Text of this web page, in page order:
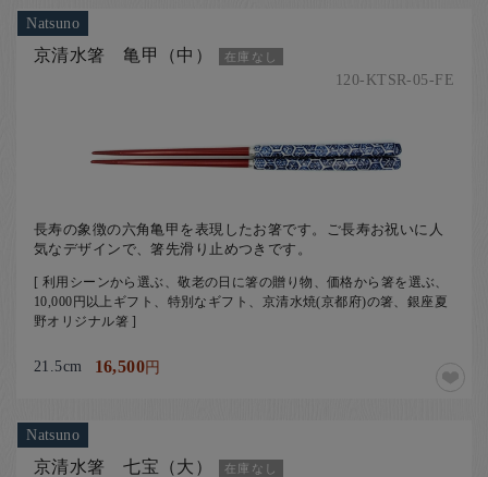
Natsuno
京清水箸 亀甲（中） 在庫なし
120-KTSR-05-FE
長寿の象徴の六角亀甲を表現したお箸です。ご長寿お祝いに人
気なデザインで、箸先滑り止めつきです。
[ 利用シーンから選ぶ、敬老の日に箸の贈り物、価格から箸を選ぶ、
10,000円以上ギフト、特別なギフト、京清水焼(京都府)の箸、銀座夏
野オリジナル箸 ]
21.5cm 16,500円
Natsuno
京清水箸 七宝（大） 在庫なし